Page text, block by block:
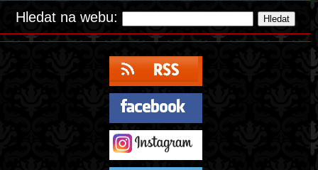
Hledat na webu: